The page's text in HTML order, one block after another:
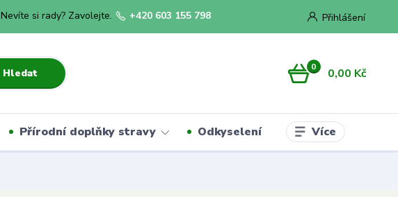
Přihlášení
Hledat
Nevíte si rady? Zavolejte. +420 603 155 798
0 0,00 Kč
Přírodní doplňky stravy Odkyselení Více